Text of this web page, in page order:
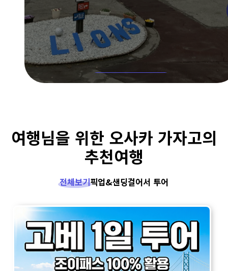
알차게~
자세히보기
여행님을 위한 오사카 가자고의
추천여행
전체보기픽업&샌딩걸어서 투어